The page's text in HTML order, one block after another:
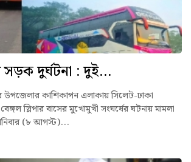
দুর্ঘটনা : দুই...
উপজেলার কাশিকাপন এলাকায় সিলেট-ঢাকা
স্লিপার বাসের মুখোমুখী সংঘর্ষের ঘটনায় মামলা
(৮ আগস্ট)...